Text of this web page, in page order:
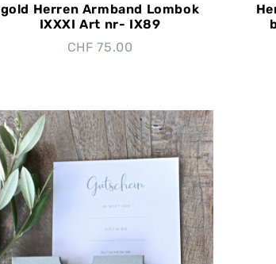
gold Herren Armband Lombok
IXXXI Art nr- IX89
CHF 75.00